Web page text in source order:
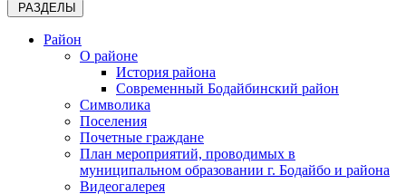
РАЗДЕЛЫ
Район
О районе
История района
Современный Бодайбинский район
Символика
Поселения
Почетные граждане
План мероприятий, проводимых в
муниципальном образовании г. Бодайбо и района
Видеогалерея